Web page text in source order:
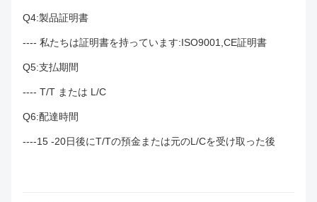
Q4:製品証明書
---- 私たちは証明書を持っています:ISO9001,CE証明書
Q5:支払期間
---- T/T または L/C
Q6:配達時間
----15 -20日後にT/Tの預金または元のL/Cを受け取った後